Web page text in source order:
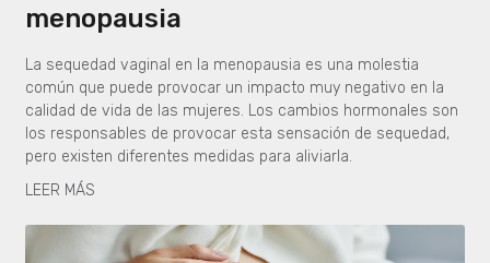
menopausia
La sequedad vaginal en la menopausia es una molestia
común que puede provocar un impacto muy negativo en la
calidad de vida de las mujeres. Los cambios hormonales son
los responsables de provocar esta sensación de sequedad,
pero existen diferentes medidas para aliviarla.
LEER MÁS